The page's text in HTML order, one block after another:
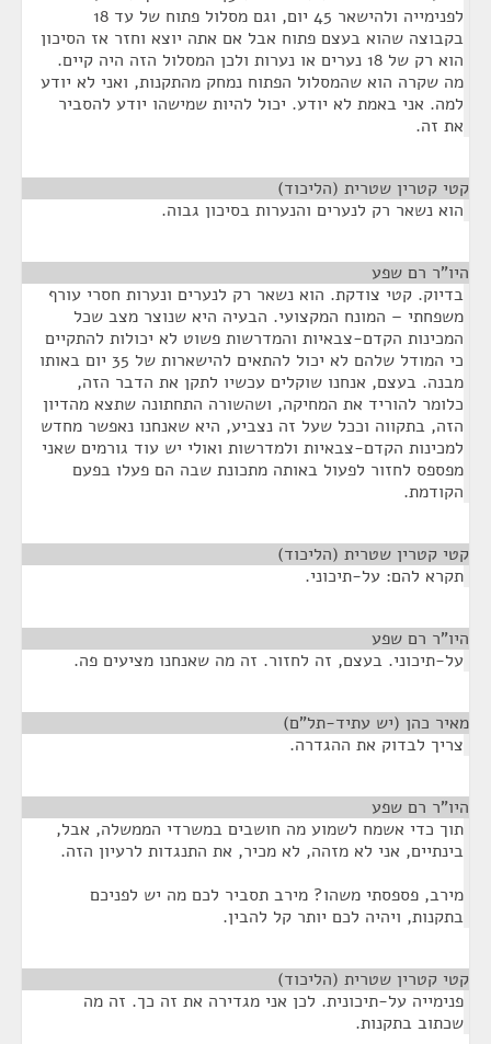
לפנימייה ולהישאר 45 יום, וגם מסלול פתוח של עד 18
בקבוצה שהוא בעצם פתוח אבל אם אתה יוצא וחזר אז הסיכון
הוא רק של 18 נערים או נערות ולכן המסלול הזה היה קיים.
מה שקרה הוא שהמסלול הפתוח נמחק מהתקנות, ואני לא יודע
למה. אני באמת לא יודע. יכול להיות שמישהו יודע להסביר
את זה.
קטי קטרין שטרית (הליכוד)
הוא נשאר רק לנערים והנערות בסיכון גבוה.
היו"ר רם שפע
בדיוק. קטי צודקת. הוא נשאר רק לנערים ונערות חסרי עורף
משפחתי – המונח המקצועי. הבעיה היא שנוצר מצב שכל
המכינות הקדם-צבאיות והמדרשות פשוט לא יכולות להתקיים
כי המודל שלהם לא יכול להתאים להישארות של 35 יום באותו
מבנה. בעצם, אנחנו שוקלים עכשיו לתקן את הדבר הזה,
כלומר להוריד את המחיקה, ושהשורה התחתונה שתצא מהדיון
הזה, בתקווה וככל שעל זה נצביע, היא שאנחנו נאפשר מחדש
למכינות הקדם-צבאיות ולמדרשות ואולי יש עוד גורמים שאני
מפספס לחזור לפעול באותה מתכונת שבה הם פעלו בפעם
הקודמת.
קטי קטרין שטרית (הליכוד)
תקרא להם: על-תיכוני.
היו"ר רם שפע
על-תיכוני. בעצם, זה לחזור. זה מה שאנחנו מציעים פה.
מאיר כהן (יש עתיד-תל"ם)
צריך לבדוק את ההגדרה.
היו"ר רם שפע
תוך כדי אשמח לשמוע מה חושבים במשרדי הממשלה, אבל,
בינתיים, אני לא מזהה, לא מכיר, את התנגדות לרעיון הזה.
מירב, פספסתי משהו? מירב תסביר לכם מה יש לפניכם
בתקנות, ויהיה לכם יותר קל להבין.
קטי קטרין שטרית (הליכוד)
פנימייה על-תיכונית. לכן אני מגדירה את זה כך. זה מה
שכתוב בתקנות.